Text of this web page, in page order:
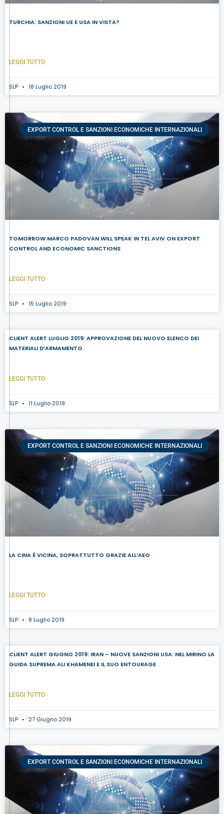
TURCHIA: SANZIONI UE E USA IN VISTA?
LEGGI TUTTO
SLP 18 Luglio 2019
EXPORT CONTROL E SANZIONI ECONOMICHE INTERNAZIONALI
TOMORROW MARCO PADOVAN WILL SPEAK IN TEL AVIV ON EXPORT
CONTROL AND ECONOMIC SANCTIONS
LEGGI TUTTO
SLP 15 Luglio 2019
CLIENT ALERT LUGLIO 2019: APPROVAZIONE DEL NUOVO ELENCO DEI
MATERIALI D’ARMAMENTO
LEGGI TUTTO
SLP 11 Luglio 2019
EXPORT CONTROL E SANZIONI ECONOMICHE INTERNAZIONALI
LA CINA È VICINA, SOPRATTUTTO GRAZIE ALL’AEO
LEGGI TUTTO
SLP 8 Luglio 2019
CLIENT ALERT GIUGNO 2019: IRAN – NUOVE SANZIONI USA: NEL MIRINO LA
GUIDA SUPREMA ALI KHAMENEI E IL SUO ENTOURAGE
LEGGI TUTTO
SLP 27 Giugno 2019
EXPORT CONTROL E SANZIONI ECONOMICHE INTERNAZIONALI